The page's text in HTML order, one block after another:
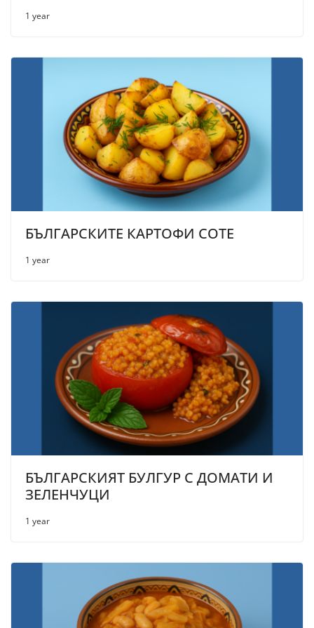
1 year
БЪЛГАРСКИТЕ КАРТОФИ СОТЕ
1 year
БЪЛГАРСКИЯТ БУЛГУР С ДОМАТИ И
ЗЕЛЕНЧУЦИ
1 year